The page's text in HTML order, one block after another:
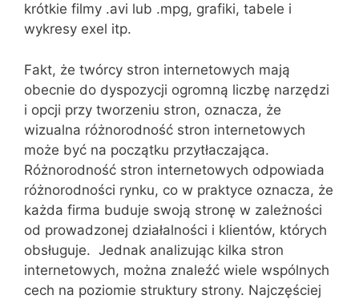
krótkie filmy .avi lub .mpg, grafiki, tabele i
wykresy exel itp.
Fakt, że twórcy stron internetowych mają
obecnie do dyspozycji ogromną liczbę narzędzi
i opcji przy tworzeniu stron, oznacza, że
wizualna różnorodność stron internetowych
może być na początku przytłaczająca.
Różnorodność stron internetowych odpowiada
różnorodności rynku, co w praktyce oznacza, że
każda firma buduje swoją stronę w zależności
od prowadzonej działalności i klientów, których
obsługuje. Jednak analizując kilka stron
internetowych, można znaleźć wiele wspólnych
cech na poziomie struktury strony. Najczęściej